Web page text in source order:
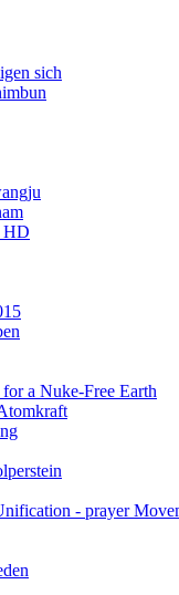
sich
HD
a Nuke-Free Earth
- prayer